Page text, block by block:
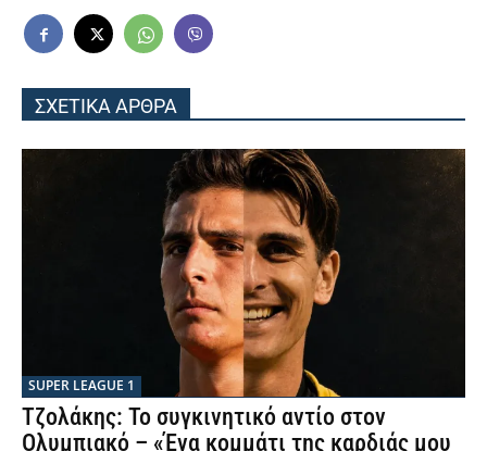
ΣΧΕΤΙΚΑ ΑΡΘΡΑ
SUPER LEAGUE 1
Τζολάκης: Το συγκινητικό αντίο στον
Ολυμπιακό – «Ένα κομμάτι της καρδιάς μου